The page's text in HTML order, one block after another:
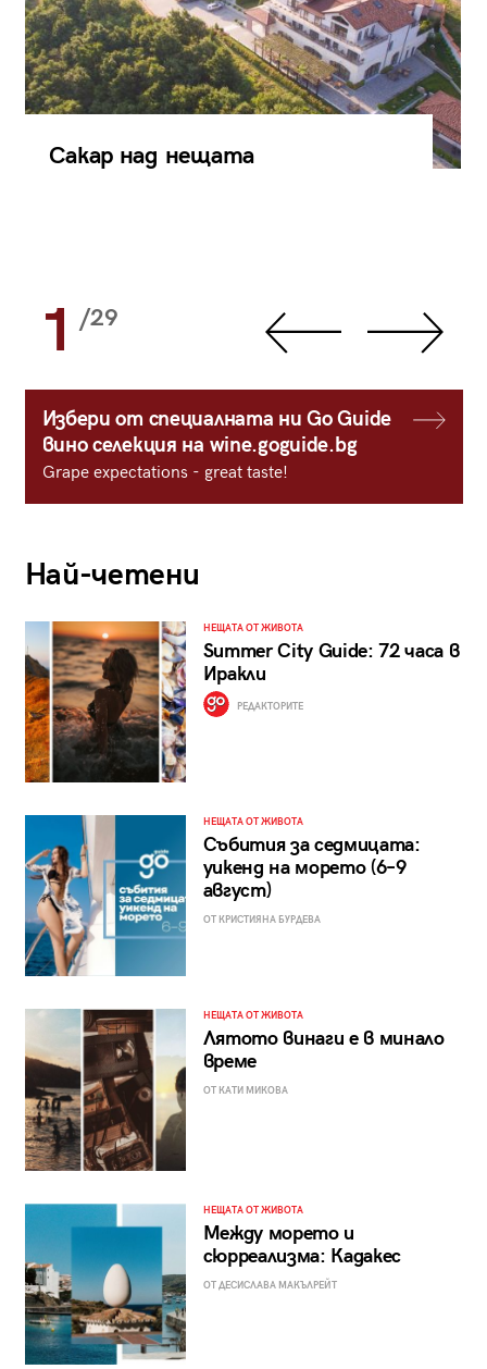
Сакар над нещата
1 /29
Избери от специалната ни Go Guide
вино селекция на wine.goguide.bg
Grape expectations - great taste!
Най-четени
НЕЩАТА ОТ ЖИВОТА
Summer City Guide: 72 часа в
Иракли
РЕДАКТОРИТЕ
НЕЩАТА ОТ ЖИВОТА
Събития за седмицата:
уикенд на морето (6–9
август)
ОТ КРИСТИЯНА БУРДЕВА
НЕЩАТА ОТ ЖИВОТА
Лятото винаги е в минало
време
ОТ КАТИ МИКОВА
НЕЩАТА ОТ ЖИВОТА
Между морето и
сюрреализма: Кадакес
ОТ ДЕСИСЛАВА МАКЪЛРЕЙТ